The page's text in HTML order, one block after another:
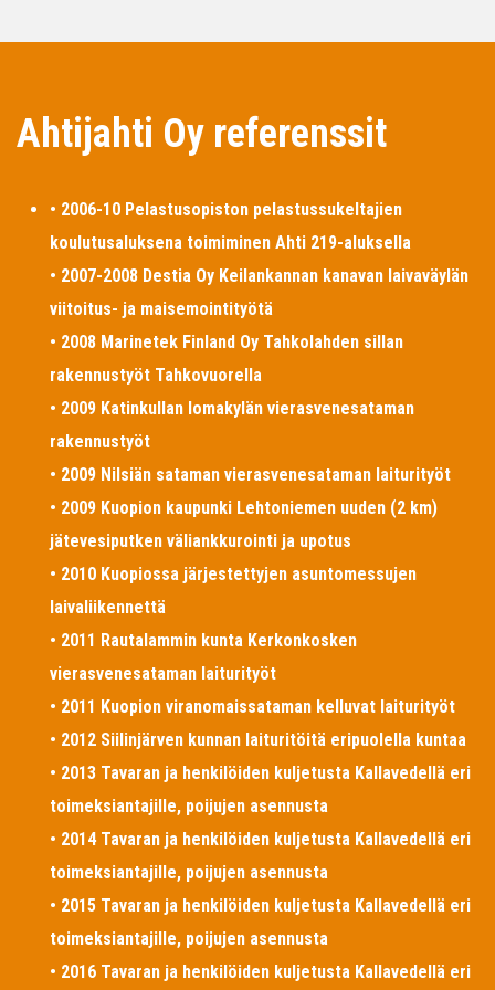
Ahtijahti Oy referenssit
• 2006-10 Pelastusopiston pelastussukeltajien
koulutusaluksena toimiminen Ahti 219-aluksella
• 2007-2008 Destia Oy Keilankannan kanavan laivaväylän
viitoitus- ja maisemointityötä
• 2008 Marinetek Finland Oy Tahkolahden sillan
rakennustyöt Tahkovuorella
• 2009 Katinkullan lomakylän vierasvenesataman
rakennustyöt
• 2009 Nilsiän sataman vierasvenesataman laiturityöt
• 2009 Kuopion kaupunki Lehtoniemen uuden (2 km)
jätevesiputken väliankkurointi ja upotus
• 2010 Kuopiossa järjestettyjen asuntomessujen
laivaliikennettä
• 2011 Rautalammin kunta Kerkonkosken
vierasvenesataman laiturityöt
• 2011 Kuopion viranomaissataman kelluvat laiturityöt
• 2012 Siilinjärven kunnan laituritöitä eripuolella kuntaa
• 2013 Tavaran ja henkilöiden kuljetusta Kallavedellä eri
toimeksiantajille, poijujen asennusta
• 2014 Tavaran ja henkilöiden kuljetusta Kallavedellä eri
toimeksiantajille, poijujen asennusta
• 2015 Tavaran ja henkilöiden kuljetusta Kallavedellä eri
toimeksiantajille, poijujen asennusta
• 2016 Tavaran ja henkilöiden kuljetusta Kallavedellä eri